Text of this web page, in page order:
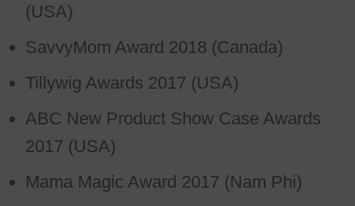
(USA)
SavvyMom Award 2018 (Canada)
Tillywig Awards 2017 (USA)
ABC New Product Show Case Awards
2017 (USA)
Mama Magic Award 2017 (Nam Phi)